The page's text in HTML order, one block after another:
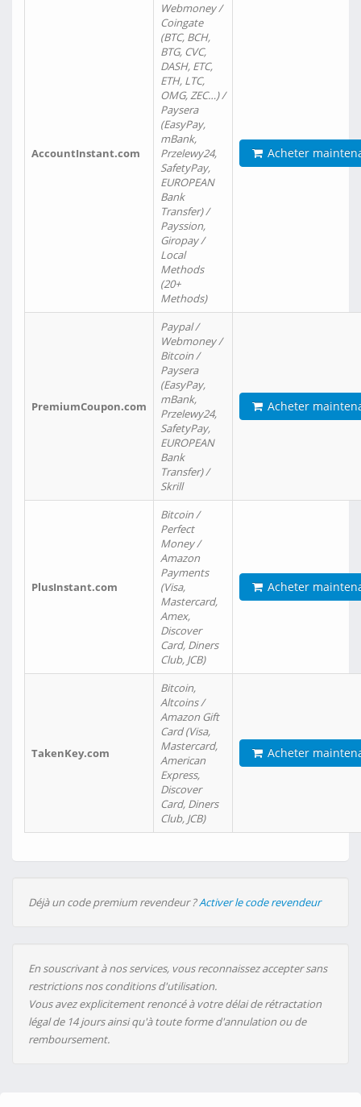
AccountInstant.com
Webmoney /
Coingate
(BTC, BCH,
BTG, CVC,
DASH, ETC,
ETH, LTC,
OMG, ZEC…) /
Paysera
(EasyPay,
mBank,
Przelewy24,
SafetyPay,
EUROPEAN
Bank
Transfer) /
Payssion,
Giropay /
Local
Methods
(20+
Methods)
Acheter
PremiumCoupon.com
Paypal /
Webmoney /
Bitcoin /
Paysera
(EasyPay,
mBank,
Przelewy24,
SafetyPay,
EUROPEAN
Bank
Transfer) /
Skrill
Acheter
PlusInstant.com
Bitcoin /
Perfect
Money /
Amazon
Payments
(Visa,
Mastercard,
Amex,
Discover
Card, Diners
Club, JCB)
Acheter
TakenKey.com
Bitcoin,
Altcoins /
Amazon Gift
Card (Visa,
Mastercard,
American
Express,
Discover
Card, Diners
Club, JCB)
Acheter
Déjà un code premium revendeur ?Activer le code revendeur
En souscrivant à nos services, vous reconnaissez accepter sans
restrictions nos conditions d'utilisation.
Vous avez explicitement renoncé à votre délai de rétractation
légal de 14 jours ainsi qu'à toute forme d'annulation ou de
remboursement.